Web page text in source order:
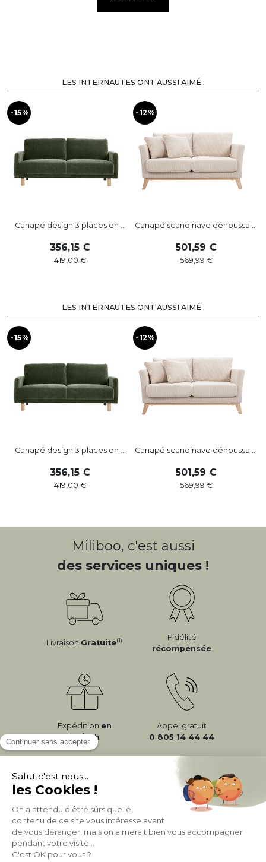
LES INTERNAUTES ONT AUSSI AIMÉ :
-15%
Canapé design 3 places en ...
356,15
419,00
-12%
Canapé scandinave déhoussa ...
501,59
569,99
LES INTERNAUTES ONT AUSSI AIMÉ :
-15%
Canapé design 3 places en ...
356,15
419,00
-12%
Canapé scandinave déhoussa ...
501,59
569,99
Miliboo, c'est aussi
des services uniques !
Livraison Gratuite(1)
Fidélité
récompensée
Expédition en
24/72h
Appel gratuit
0 805 14 44 44
À PROPOS DE MILIBOO
AIDE & CONTACT